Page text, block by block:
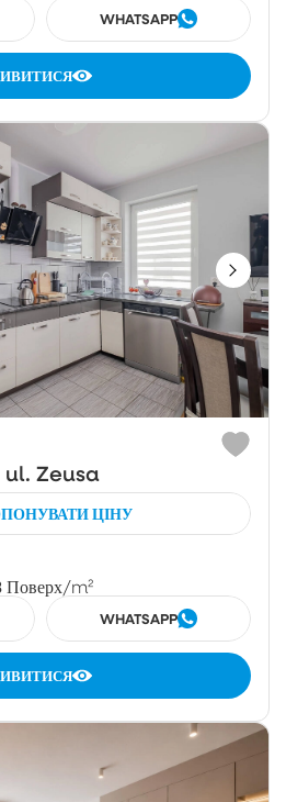
WHATSAPP
ul. Zeusa
ЦІНУ
Поверх/m²
WHATSAPP